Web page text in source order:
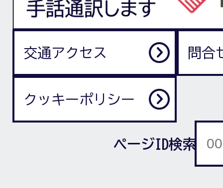
交通アクセス 問合
クッキーポリシー
ページID検索